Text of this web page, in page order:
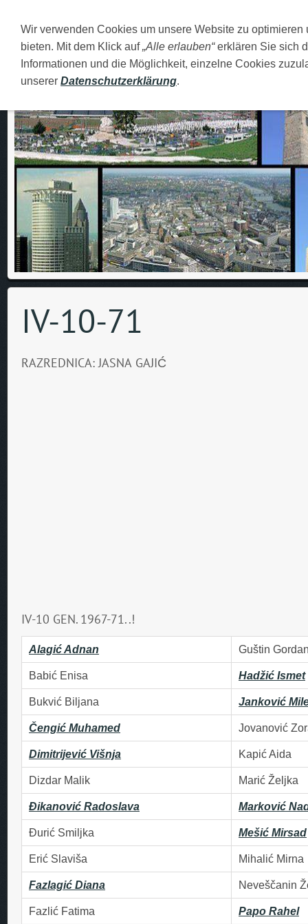
DEUTSCH O MENI FAMILIJA MOJI GRADOVI
IV-10-71
RAZREDNICA: JASNA GAJIĆ
IV-10 GEN. 1967-71..!
Alagić Adnan Guštin
Babić Enisa Hadžić Ismet
Bukvić Biljana Janković
Čengić Muhamed Jovanović
Dimitrijević Višnja Kapić Aida
Dizdar Malik Marić Željka
Ðikanović Radoslava Marković
Ðurić Smiljka Mešić Mirsad
Erić Slaviša Mihalić Mirna
Fazlagić Diana Neveščanin
Fazlić Fatima Papo Rahel
Wir verwenden Cookies um unsere Website zu
bieten. Mit dem Klick auf„Alle erlauben“erklären Sie sich
Informationen und die Möglichkeit, einzelne Cookies
unserer Datenschutzerklärung.